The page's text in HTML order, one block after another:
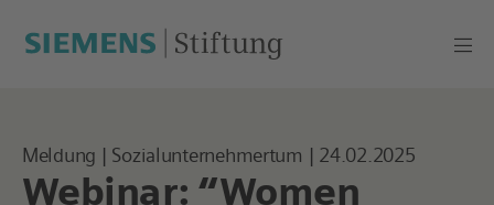
Meldung Sozialunternehmertum 24.02.2025
Webinar: “Women